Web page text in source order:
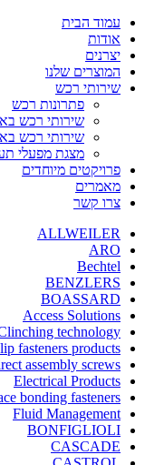
עמוד הבית
אודות
יצרנים
המוצרים שלנו
שירותי רכש
פתרונות רכש
שירותי רכש
שירותי רכש
מצגת מפעלי
פרויקטים מיוחדים
מאמרים
צרו קשר
ALLWEILER
ARO
Bechtel
BENZLERS
BOASSARD
Access Solutions
technology
fasteners products
assembly screws
Electrical Products
bonding fasteners
Fluid Management
BONFIGLIOLI
CASCADE